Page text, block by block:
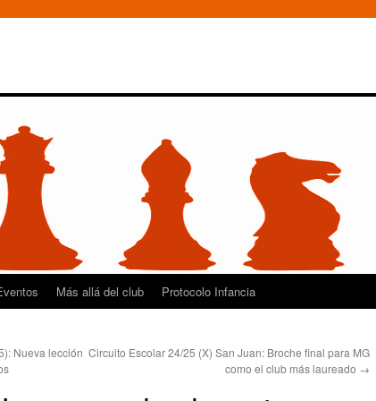
Más allá del club Protocolo Infancia
Nueva lección Circuito Escolar 24/25 (X) San Juan: Broche final para MG
como el club más laureado →